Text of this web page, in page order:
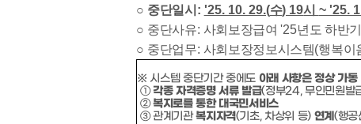
○ 중단일시 : '25. 10. 29.(수) 19시 ~ '25.
○ 중단사유: 사회보장급여'25년도 하반
○ 중단업무: 사회보장정보시스템(행복이
※ 시스템 중단기간 중에도 아래 사항은 정상 가동
①각종 자격증명 서류 발급(정부24,무인민원발
②복지로를 통한 대국민서비스
③관계기관복지자격(기초, 차상위 등) 연계 (행공